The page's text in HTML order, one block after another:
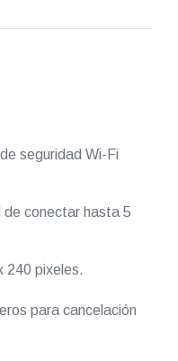
seguridad Wi-Fi
conectar hasta 5
240 pixeles.
para cancelación